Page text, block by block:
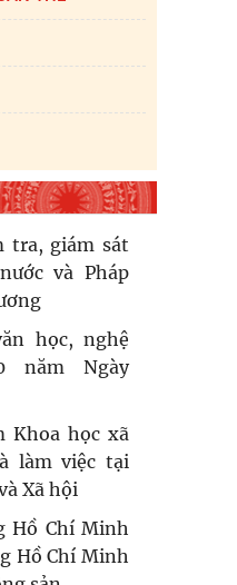
xã hội Việt
trị và Hành
kiến của
dân
tra, giám sát
và Pháp
học, nghệ
năm Ngày
Khoa học xã
làm việc tại
Xã hội
Hồ Chí Minh
Hồ Chí Minh